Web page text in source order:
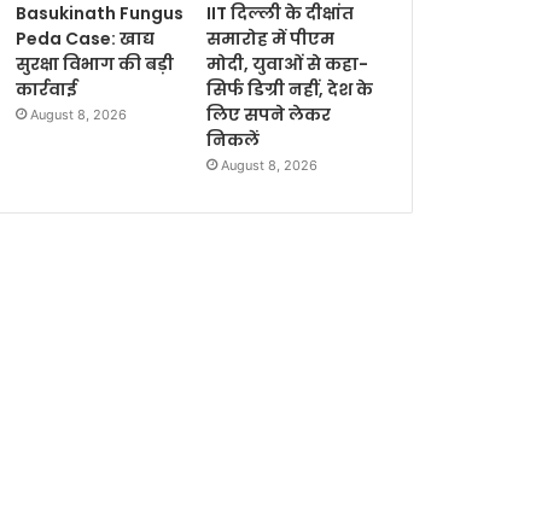
Basukinath Fungus
Peda Case: खाद्य
सुरक्षा विभाग की बड़ी
कार्रवाई
August 8, 2026
IIT दिल्ली के दीक्षांत
समारोह में पीएम
मोदी, युवाओं से कहा-
सिर्फ डिग्री नहीं, देश के
लिए सपने लेकर
निकलें
August 8, 2026